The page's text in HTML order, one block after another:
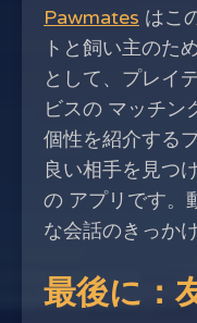
Pawmates はこ
トと飼い主のた
として、プレイ
ビスの マッチン
個性を紹介する
良い相手を見つ
の アプリです。
な会話のきっか
最後に：